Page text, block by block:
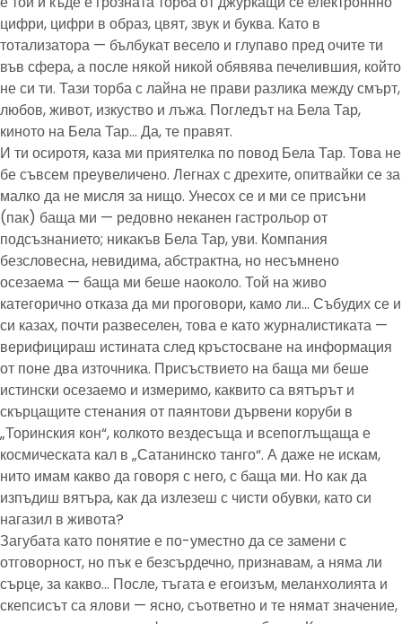
цифри, цифри в образ, цвят, звук и буква. Като в
тотализатора — бълбукат весело и глупаво пред очите ти
във сфера, а после някой никой обявява печелившия, който
не си ти. Тази торба с лайна не прави разлика между смърт,
любов, живот, изкуство и лъжа. Погледът на Бела Тар,
киното на Бела Тар… Да, те правят.
И ти осиротя, каза ми приятелка по повод Бела Тар. Това не
бе съвсем преувеличено. Легнах с дрехите, опитвайки се за
малко да не мисля за нищо. Унесох се и ми се присъни
(пак) баща ми — редовно неканен гастрольор от
подсъзнанието; никакъв Бела Тар, уви. Компания
безсловесна, невидима, абстрактна, но несъмнено
осезаема — баща ми беше наоколо. Той на живо
категорично отказа да ми проговори, камо ли… Събудих се и
си казах, почти развеселен, това е като журналистиката —
верифицираш истината след кръстосване на информация
от поне два източника. Присъствието на баща ми беше
истински осезаемо и измеримо, каквито са вятърът и
скърцащите стенания от паянтови дървени коруби в
„Торинския кон“, колкото вездесъща и всепоглъщаща е
космическата кал в „Сатанинско танго“. А даже не искам,
нито имам какво да говоря с него, с баща ми. Но как да
изпъдиш вятъра, как да излезеш с чисти обувки, като си
нагазил в живота?
Загубата като понятие е по-уместно да се замени с
отговорност, но пък е безсърдечно, признавам, а няма ли
сърце, за какво… После, тъгата е егоизъм, меланхолията и
скепсисът са ялови — ясно, съответно и те нямат значение,